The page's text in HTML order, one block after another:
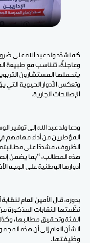
كما شدّد ولد عبد الله على
وعاجلةً، تتناسب مع طبيعة
يتحملها المستشارون
وتعكس الأدوار الحيوية التي
الإصلاحات الجارية.
ودعا ولد عبد الله إلى توفير
المؤطرين من أداء مهامهم
الظروف، مشددًا على مطالبته
هذه المطالب، “بما يضمن
أدوارها الوطنية على الوجه
بدوره، قال الأمين العام
نظّمتها النقابات المذكورة
الفئة وتحقيق مطالبها،
الشأن العام إلى أن هذه
وظيفتها.